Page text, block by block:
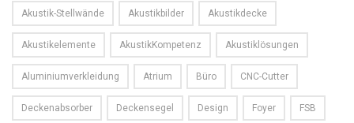
Akustik-Stellwände Akustikbilder Akustikdecke
Akustikelemente AkustikKompetenz Akustiklösungen
Aluminiumverkleidung Atrium Büro CNC-Cutter
Deckenabsorber Deckensegel Design Foyer FSB